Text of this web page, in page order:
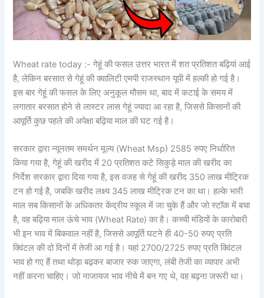
Wheat rate today :- गेहूं की फसल उत्तर भारत में शत प्रतिशत बढ़ियां आई
है, लेकिन बरसात से गेहूं की क्वालिटी एमपी राजस्थान यूपी में हल्की हो गई है।
इस बार गेहूं की फसल के लिए अनुकूल मौसम था, बाद में कटाई के समय में
लगातार बरसात होने से लास्टर लास गेहूं ज्यादा आ रहा है, जिससे किसानों की
आपूर्ति कुछ पहले की अपेक्षा बढ़िया माल की घट गई है।
सरकार द्वारा न्यूनतम समर्थन मूल्य (Wheat Msp) 2585 रुपए निर्धारित
किया गया है, गेहूं की खरीद में 20 प्रतिशत कटे सिकुड़े माल की खरीद का
निर्देश सरकार द्वारा दिया गया है, इस वजह से गेहूं की खरीद 350 लाख मीट्रिक
टन हो गई है, जबकि खरीद लक्ष्य 345 लाख मीट्रिक टन का था। हल्के भारी
माल सब किसानों के अधिकतर केंद्रीय स्कूल में जा चुके हैं और जो स्टॉक में बचा
है, वह बढ़िया माल ऊंचे भाव (Wheat Rate) का है। कच्ची मंडियों के कारोबारी
भी इन भाव में बिकवाल नहीं है, जिससे आपूर्ति घटने ही 40-50 रुपए प्रति
क्विंटल की दो दिनों में तेजी आ गई है। यहां 2700/2725 रुपए प्रति क्विंटल
भाव हो गए हैं तथा थोड़ा बढ़कर बाजार रुक जाएगा, लंबी तेजी का व्यापार अभी
नहीं करना चाहिए। जो नाजायज भाव नीचे में बन गए थे, वह बढ़ना जरूरी था।